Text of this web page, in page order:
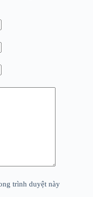
trình duyệt này